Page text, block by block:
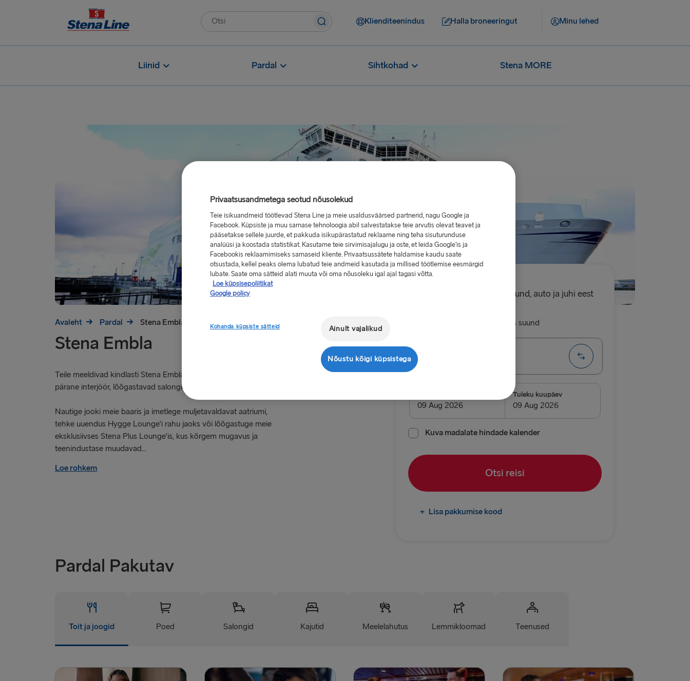
Klienditeenindus Halla broneeringut Minu lehed
Liinid Pardal Sihtkohad Stena MORE
Avaleht Pardal Stena Embla
Stena Embla
Teile meeldivad kindlasti Stena Embla oivaline Skandinaavia-
pärane interjöör, lõõgastavad salongid ja kaunid merevaated.
Nautige jooki meie baaris ja imetlege muljetavaldavat aatriumi,
tehke uuendus Hygge Lounge'i rahu jaoks või lõõgastuge meie
eksklusiivses Stena Plus Lounge'is, kus kõrgem mugavus ja
teenindustase muudavad...
Loe rohkem
üks suund, auto ja juhi eest
Üks suund
Liverpool → Belfast
Ventspils → Nynäshamn
Nynäshamn → Ventspils
LÄTIST SAKSAMAALE
Grenaa → Halmstad
Liverpool → Belfast
Tuleku kuupäev
Kuva madalate hindade kalender
Otsi reisi
+ Lisa pakkumise kood
Pardal Pakutav
Toit ja joogid Poed Salongid Kajutid Meelelahutus Lemmikloomad Teenused
Privaatsusandmetega seotud nõusolekud
Teie isikuandmeid töötlevad Stena Line ja meie usaldusväärsed partnerid, nagu Google ja
Facebook. Küpsiste ja muu sarnase tehnoloogia abil salvestatakse teie arvutis olevat teavet ja
pääsetakse sellele juurde, et pakkuda isikupärastatud reklaame ning teha sisuturunduse
analüüsi ja koostada statistikat. Kasutame teie sirvimisajalugu ja oste, et leida Google'is ja
Facebookis reklaamimiseks sarnaseid kliente. Privaatsussätete haldamise kaudu saate
otsustada, kellel peaks olema lubatud teie andmeid kasutada ja millised töötlemise eesmärgid
lubate. Saate oma sätteid alati muuta või oma nõusoleku igal ajal tagasi võtta.
Loe küpsisepoliitikat
Google policy
Kohanda küpsiste sätteid Ainult vajalikud
Nõustu kõigi küpsistega